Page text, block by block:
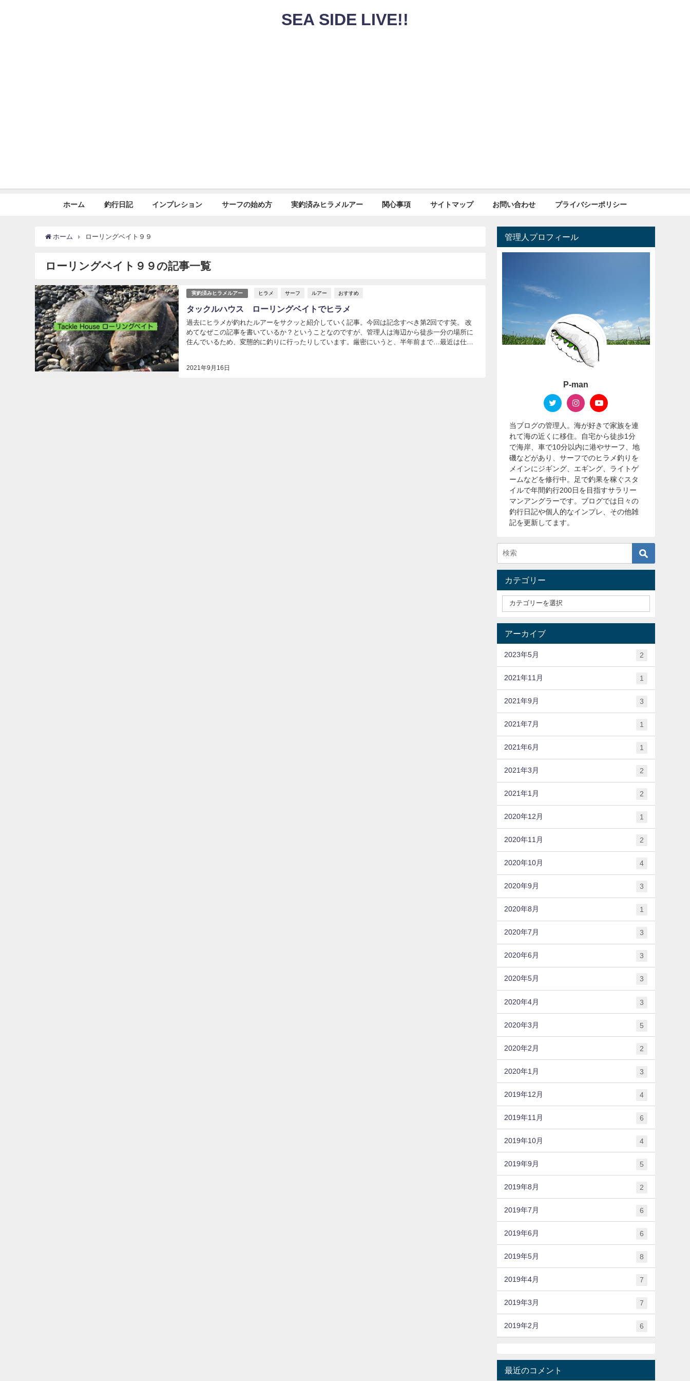
SEA SIDE LIVE!!
ホーム 釣行日記 インプレション サーフの始め方 実釣済みヒラメルアー 関心事項 サイトマップ お問い合わせ プライバシーポリシー
ホーム ローリングベイト９９
ローリングベイト９９の記事一覧
実釣済みヒラメルアー ヒラメ サーフ ルアー おすすめ
タックルハウス ローリングベイトでヒラメ
2021年9月16日
過去にヒラメが釣れたルアーをサクッと紹介していく記事。今回は記念すべき第2回です笑。 改
めてなぜこの記事を書いているか？ということなのですが、管理人は海辺から徒歩一分の場所に
住んでいるため、変態的に釣りに行ったりしています。厳密にいうと、半年前まで…最近は仕事
管理人プロフィール
P-man
当ブログの管理人。海が好きで家族を連
れて海の近くに移住。自宅から徒歩1分
で海岸、車で10分以内に港やサーフ、地
磯などがあり、サーフでのヒラメ釣りを
メインにジギング、エギング、ライトゲ
ームなどを修行中。足で釣果を稼ぐスタ
イルで年間釣行200日を目指すサラリー
マンアングラーです。ブログでは日々の
釣行日記や個人的なインプレ、その他雑
記を更新してます。
カテゴリー
アーカイブ
2023年5月 2
2021年11月 1
2021年9月 3
2021年7月 1
2021年6月 1
2021年3月 2
2021年1月 2
2020年12月 1
2020年11月 2
2020年10月 4
2020年9月 3
2020年8月 1
2020年7月 3
2020年6月 3
2020年5月 3
2020年4月 3
2020年3月 5
2020年2月 2
2020年1月 3
2019年12月 4
2019年11月 6
2019年10月 4
2019年9月 5
2019年8月 2
2019年7月 6
2019年6月 6
2019年5月 8
2019年4月 7
2019年3月 7
2019年2月 6
最近のコメント